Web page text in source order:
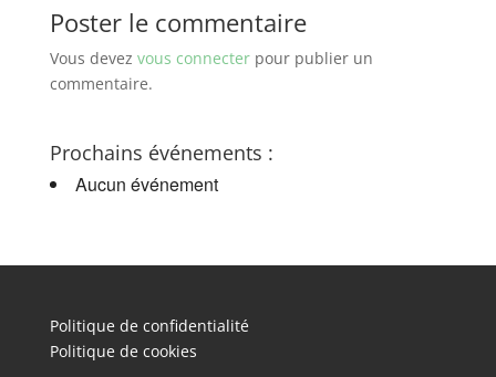
Poster le commentaire
Vous devez vous connecterpour publier un
commentaire.
Prochains événements :
Aucun événement
Politique de confidentialité
Politique de cookies